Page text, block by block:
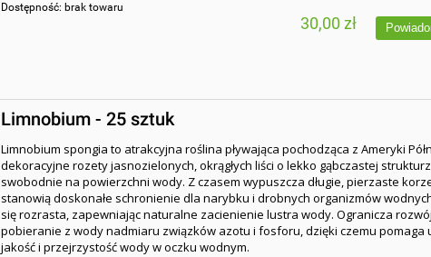
Dostępność: brak towaru
30,00 zł
Limnobium - 25 sztuk
Limnobium spongia to atrakcyjna roślina pływająca pochodząca z Ameryki
dekoracyjne rozety jasnozielonych, okrągłych liści o lekko gąbczastej
swobodnie na powierzchni wody. Z czasem wypuszcza długie, pierzaste
stanowią doskonałe schronienie dla narybku i drobnych organizmów
się rozrasta, zapewniając naturalne zacienienie lustra wody. Ogranicza
pobieranie z wody nadmiaru związków azotu i fosforu, dzięki czemu pomaga
jakość i przejrzystość wody w oczku wodnym.